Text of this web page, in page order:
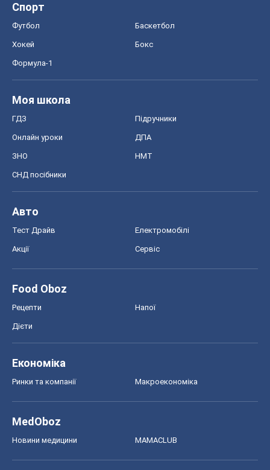
Спорт
Футбол Баскетбол
Хокей Бокс
Формула-1
Моя школа
ГДЗ Підручники
Онлайн уроки ДПА
ЗНО НМТ
СНД посібники
Авто
Тест Драйв Електромобілі
Акції Сервіс
Food Oboz
Рецепти Напої
Дієти
Економіка
Ринки та компанії Макроекономіка
MedOboz
Новини медицини MAMACLUB